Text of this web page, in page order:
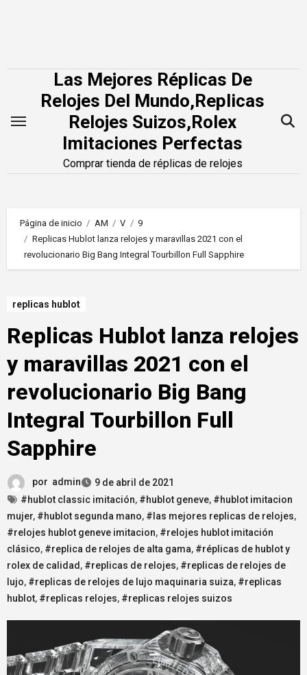
Las Mejores Réplicas De
Relojes Del Mundo,Replicas
Relojes Suizos,Rolex
Imitaciones Perfectas
Comprar tienda de réplicas de relojes
Página de inicio AM V
9
Replicas Hublot lanza relojes y maravillas 2021 con el
revolucionario Big Bang Integral Tourbillon Full Sapphire
replicas hublot
Replicas Hublot lanza relojes
y maravillas 2021 con el
revolucionario Big Bang
Integral Tourbillon Full
Sapphire
por admin
9 de abril de 2021
#hublot classic imitación, #hublot geneve, #hublot imitacion
mujer, #hublot segunda mano, #las mejores replicas de relojes,
#relojes hublot geneve imitacion, #relojes hublot imitación
clásico, #replica de relojes de alta gama, #réplicas de hublot y
rolex de calidad , #replicas de relojes, #replicas de relojes de
lujo, #replicas de relojes de lujo maquinaria suiza, #replicas
hublot, #replicas relojes, #replicas relojes suizos